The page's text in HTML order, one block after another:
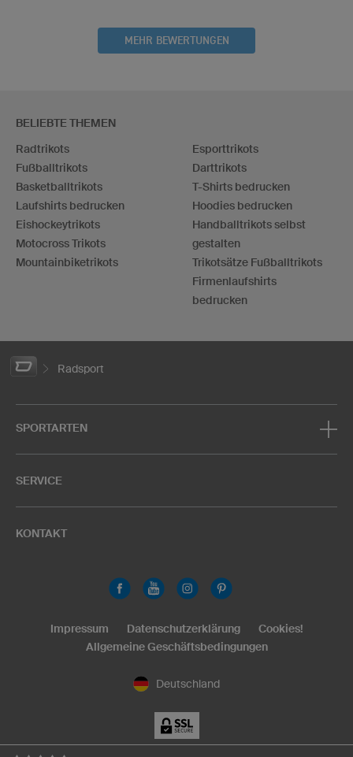
MEHR BEWERTUNGEN
BELIEBTE THEMEN
Radtrikots
Fußballtrikots
Basketballtrikots
Laufshirts bedrucken
Eishockeytrikots
Motocross Trikots
Mountainbiketrikots
Esporttrikots
Darttrikots
T-Shirts bedrucken
Hoodies bedrucken
Handballtrikots selbst
gestalten
Trikotsätze Fußballtrikots
Firmenlaufshirts
bedrucken
Radsport
SPORTARTEN
SERVICE
KONTAKT
Deutschland
Impressum Datenschutzerklärung
Cookies!
Allgemeine Geschäftsbedingungen